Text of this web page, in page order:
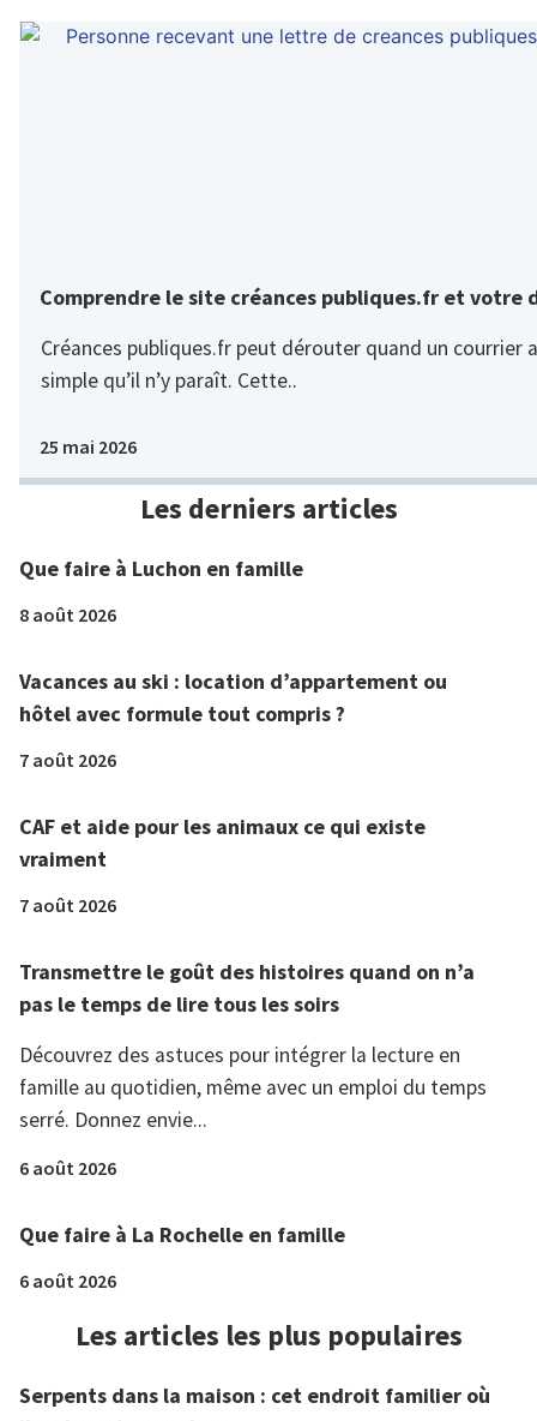
Comprendre le site créances publiques.fr et votre
Créances publiques.fr peut dérouter quand un courrier
simple qu’il n’y paraît. Cette..
25 mai 2026
Les derniers articles
Que faire à Luchon en famille
8 août 2026
Vacances au ski : location d’appartement ou
hôtel avec formule tout compris ?
7 août 2026
CAF et aide pour les animaux ce qui existe
vraiment
7 août 2026
Transmettre le goût des histoires quand on n’a
pas le temps de lire tous les soirs
Découvrez des astuces pour intégrer la lecture en
famille au quotidien, même avec un emploi du temps
serré. Donnez envie...
6 août 2026
Que faire à La Rochelle en famille
6 août 2026
Les articles les plus populaires
Serpents dans la maison : cet endroit familier où